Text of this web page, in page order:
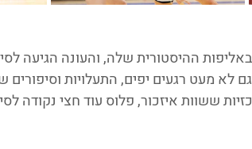
ההיסטורית שלה, והעונה הגיעה
לא מעט רגעים יפים, התעלויות